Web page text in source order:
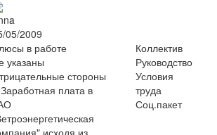
05/2009
в работе
указаны
стороны
плата в
Коллектив
Руководство
Условия
труда
Соц.пакет